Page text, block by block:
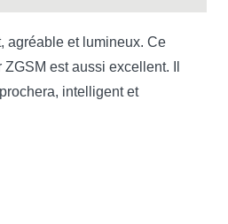
agréable et lumineux. Ce
est aussi excellent. Il
intelligent et